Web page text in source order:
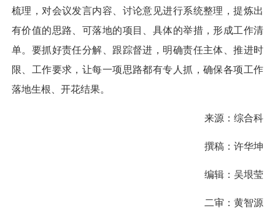
梳理，对会议发言内容、讨论意见进行系统整理，提炼出
有价值的思路、可落地的项目、具体的举措，形成工作清
单。要抓好责任分解、跟踪督进，明确责任主体、推进时
限、工作要求，让每一项思路都有专人抓，确保各项工作
落地生根、开花结果。
来源：综合科
撰稿：许华坤
编辑：吴垠莹
二审：黄智源